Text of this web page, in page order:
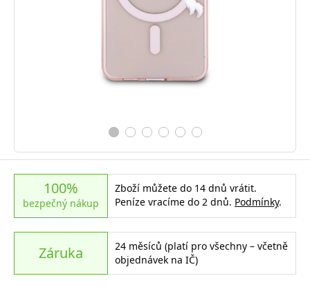
100%
bezpečný nákup
Zboží můžete do 14 dnů vrátit.
Peníze vracíme do 2 dnů. Podmínky.
Záruka
24 měsíců (platí pro všechny – včetně
objednávek na IČ)